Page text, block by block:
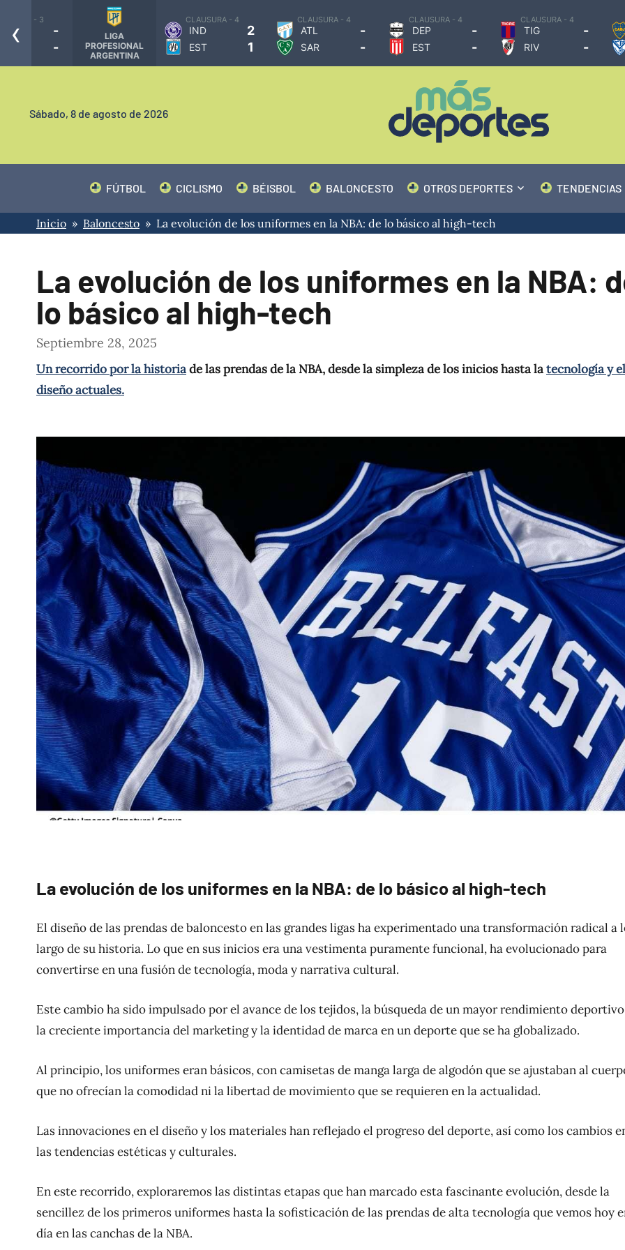
-
-
PROFESIONAL
ARGENTINA
CLAUSURA - 4
IND 2
1
CLAUSURA - 4
SAR -
CLAUSURA - 4
DEP -
-
CLAUSURA - 4
BOC
‹
Sábado, 8 de agosto de 2026
FÚTBOL CICLISMO BÉISBOL BALONCESTO OTROS DEPORTES TENDENCIAS
Inicio » Baloncesto » La evolución de los uniformes en la NBA: de lo básico al high-tech
La evolución de los uniformes en la NBA:
lo básico al high-tech
Septiembre 28, 2025
Un recorrido por la historiade las prendas de la NBA, desde la simpleza de los inicios hasta latecnología y el
diseño actuales.
La evolución de los uniformes en la NBA: de lo básico al high-tech
El diseño de las prendas de baloncesto en las grandes ligas ha experimentado una transformación radical a
largo de su historia. Lo que en sus inicios era una vestimenta puramente funcional, ha evolucionado para
convertirse en una fusión de tecnología, moda y narrativa cultural.
Este cambio ha sido impulsado por el avance de los tejidos, la búsqueda de un mayor rendimiento
la creciente importancia del marketing y la identidad de marca en un deporte que se ha globalizado.
Al principio, los uniformes eran básicos, con camisetas de manga larga de algodón que se ajustaban al
que no ofrecían la comodidad ni la libertad de movimiento que se requieren en la actualidad.
Las innovaciones en el diseño y los materiales han reflejado el progreso del deporte, así como los cambios
las tendencias estéticas y culturales.
En este recorrido, exploraremos las distintas etapas que han marcado esta fascinante evolución, desde la
sencillez de los primeros uniformes hasta la sofisticación de las prendas de alta tecnología que vemos hoy
día en las canchas de la NBA.